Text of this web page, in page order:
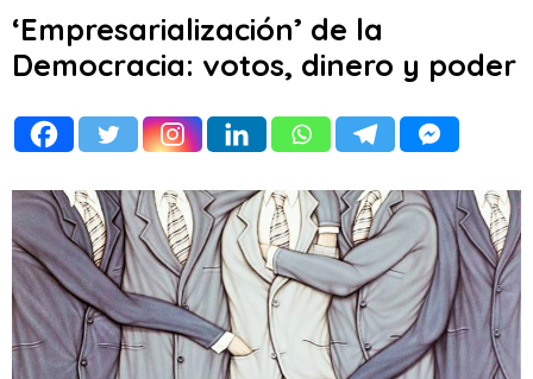
‘Empresarialización’ de la
Democracia: votos, dinero y poder